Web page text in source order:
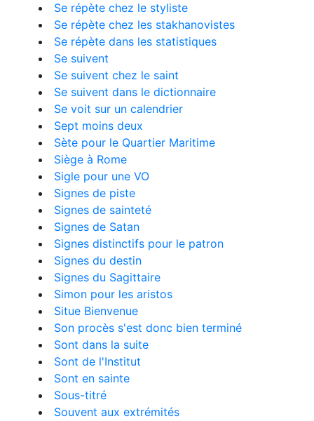
Se répète chez le styliste
Se répète chez les stakhanovistes
Se répète dans les statistiques
Se suivent
Se suivent chez le saint
Se suivent dans le dictionnaire
Se voit sur un calendrier
Sept moins deux
Sète pour le Quartier Maritime
Siège à Rome
Sigle pour une VO
Signes de piste
Signes de sainteté
Signes de Satan
Signes distinctifs pour le patron
Signes du destin
Signes du Sagittaire
Simon pour les aristos
Situe Bienvenue
Son procès s'est donc bien terminé
Sont dans la suite
Sont de l'Institut
Sont en sainte
Sous-titré
Souvent aux extrémités